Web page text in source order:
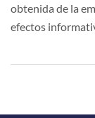
obtenida de la
efectos